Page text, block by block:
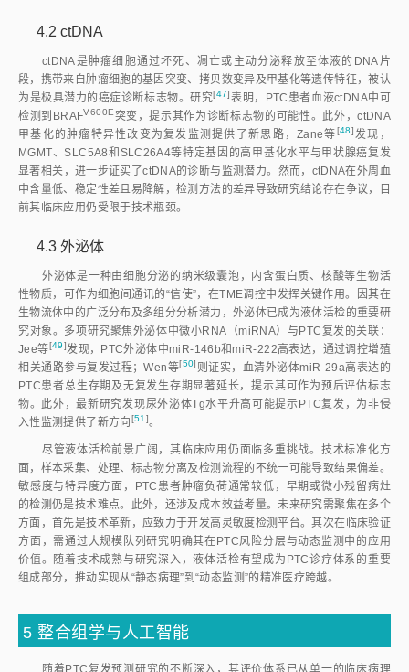
4.2 ctDNA
ctDNA是肿瘤细胞通过坏死、凋亡或主动分泌释放至体液的DNA片
段，携带来自肿瘤细胞的基因突变、拷贝数变异及甲基化等遗传特征，被认
为是极具潜力的癌症诊断标志物。研究[47]表明，PTC患者血液ctDNA中可
检测到BRAFV600E突变，提示其作为诊断标志物的可能性。此外，ctDNA
甲基化的肿瘤特异性改变为复发监测提供了新思路，Zane等[48]发现，
MGMT、SLC5A8和SLC26A4等特定基因的高甲基化水平与甲状腺癌复发
显著相关，进一步证实了ctDNA的诊断与监测潜力。然而，ctDNA在外周血
中含量低、稳定性差且易降解，检测方法的差异导致研究结论存在争议，目
前其临床应用仍受限于技术瓶颈。
4.3 外泌体
外泌体是一种由细胞分泌的纳米级囊泡，内含蛋白质、核酸等生物活
性物质，可作为细胞间通讯的“信使”，在TME调控中发挥关键作用。因其在
生物流体中的广泛分布及多组分分析潜力，外泌体已成为液体活检的重要研
究对象。多项研究聚焦外泌体中微小RNA（miRNA）与PTC复发的关联：
Jee等[49]发现，PTC外泌体中miR-146b和miR-222高表达，通过调控增殖
相关通路参与复发过程；Wen等[50] 则证实，血清外泌体miR-29a高表达的
PTC患者总生存期及无复发生存期显著延长，提示其可作为预后评估标志
物。此外，最新研究发现尿外泌体Tg水平升高可能提示PTC复发，为非侵
入性监测提供了新方向 [51 ]。
尽管液体活检前景广阔，其临床应用仍面临多重挑战。技术标准化方
面，样本采集、处理、标志物分离及检测流程的不统一可能导致结果偏差。
敏感度与特异度方面，PTC患者肿瘤负荷通常较低，早期或微小残留病灶
的检测仍是技术难点。此外，还涉及成本效益考量。未来研究需聚焦在多个
方面，首先是技术革新，应致力于开发高灵敏度检测平台。其次在临床验证
方面，需通过大规模队列研究明确其在PTC风险分层与动态监测中的应用
价值。随着技术成熟与研究深入，液体活检有望成为PTC诊疗体系的重要
组成部分，推动实现从“静态病理”到“动态监测”的精准医疗跨越。
5 整合组学与人工智能
随着PTC复发预测研究的不断深入，其评价体系已从单一的临床病理